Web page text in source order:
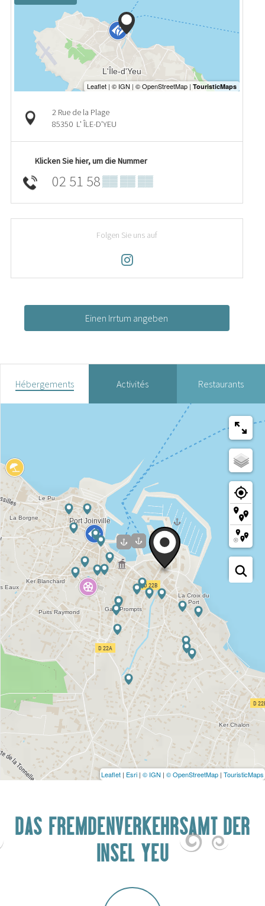
2 Rue de la Plage
85350 L' ÎLE-D'YEU
Klicken Sie hier, um die Nummer
02 51 58▒▒ ▒▒ ▒▒
Folgen Sie uns auf
Einen Irrtum angeben
Hébergements Activités Restaurants
Leaflet | Esri | © IGN | © OpenStreetMap | TouristicMaps
DAS FREMDENVERKEHRSAMT DER
INSEL YEU